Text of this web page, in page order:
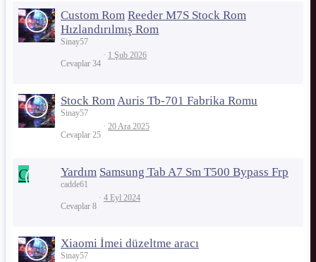
Custom Rom Reeder M7S Stock Rom
Hızlandırılmış Rom
Sinay57
Cevaplar 34
1 Şub 2026
Stock RomAuris Tb-701 Fabrika Romu
Sinay57
Cevaplar 25
20 Ara 2025
C Yardım Samsung Tab A7 Sm T500 Bypass Frp
cadde61
Cevaplar 8
4 Eyl 2024
Xiaomi İmei düzeltme aracı
Sinay57